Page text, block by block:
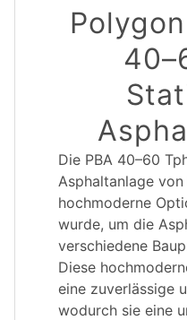
Die PBA 40–60
Asphaltanlage
hochmoderne
wurde, um die
verschiedene
Diese
eine zuverlässige
wodurch sie eine